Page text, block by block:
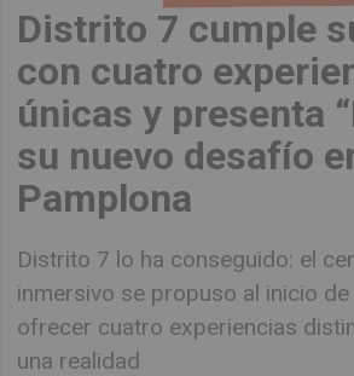
Distrito 7 cumple
con cuatro
únicas y presenta
su nuevo desafío
Pamplona
Distrito 7 lo ha conseguido: el
inmersivo se propuso al inicio
ofrecer cuatro experiencias
una realidad